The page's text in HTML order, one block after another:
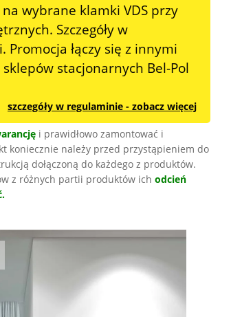
wybrane klamki VDS przy
Szczegóły w
łączy się z innymi
stacjonarnych Bel-Pol
szczegóły w regulaminie - zobacz więcej
i prawidłowo zamontować i
koniecznie należy przed przystąpieniem do
dołączoną do każdego z produktów.
z różnych partii produktów ichodcień